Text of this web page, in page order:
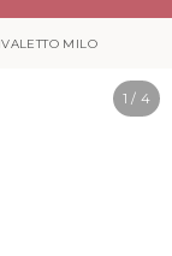
MILO
1 / 4